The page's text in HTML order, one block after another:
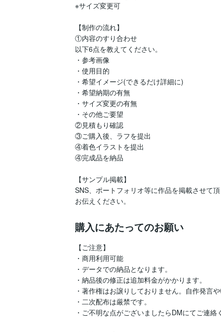
※サイズ変更可
【制作の流れ】
①内容のすり合わせ
以下6点を教えてください。
・参考画像
・使用目的
・希望イメージ(できるだけ詳細に)
・希望納期の有無
・サイズ変更の有無
・その他ご要望
②見積もり確認
③ご購入後、ラフを提出
④着色イラストを提出
④完成品を納品
【サンプル掲載】
SNS、ポートフォリオ等に作品を掲載させて
お伝えください。
購入にあたってのお願い
【ご注意】
・商用利用可能
・データでの納品となります。
・納品後の修正は追加料金がかかります。
・著作権はお譲りしておりません。自作発言
・二次配布は厳禁です。
・ご不明な点がございましたらDMにてご連絡